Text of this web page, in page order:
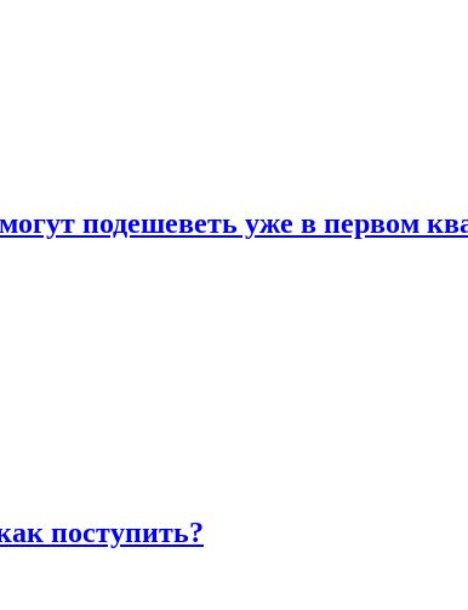
подешеветь уже в первом
поступить?